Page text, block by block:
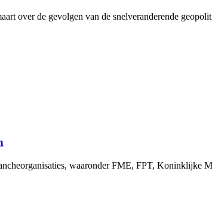
over de gevolgen van de snelveranderende
waaronder FME, FPT, Koninklijke